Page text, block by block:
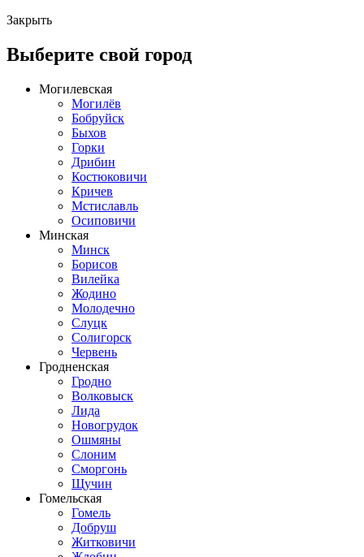
Закрыть
Выберите свой город
Могилевская
Могилёв
Бобруйск
Быхов
Горки
Дрибин
Костюковичи
Кричев
Мстиславль
Осиповичи
Минская
Минск
Борисов
Вилейка
Жодино
Молодечно
Слуцк
Солигорск
Червень
Гродненская
Гродно
Волковыск
Лида
Новогрудок
Ошмяны
Слоним
Сморгонь
Щучин
Гомельская
Гомель
Добруш
Житковичи